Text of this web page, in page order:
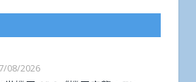
08/2026